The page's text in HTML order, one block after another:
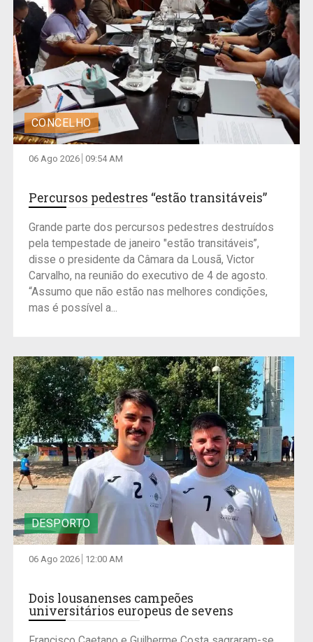
CONCELHO
06 Ago 2026 09:54 AM
Percursos pedestres “estão transitáveis”
Grande parte dos percursos pedestres destruídos
pela tempestade de janeiro "estão transitáveis”,
disse o presidente da Câmara da Lousã, Victor
Carvalho, na reunião do executivo de 4 de agosto.
“Assumo que não estão nas melhores condições,
mas é possível a...
DESPORTO
06 Ago 2026 12:00 AM
Dois lousanenses campeões
universitários europeus de sevens